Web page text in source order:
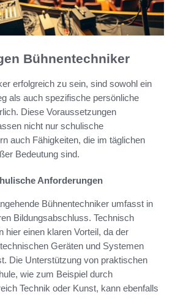
Bühnentechniker
erfolgreich zu sein, sind sowohl ein
als auch spezifische persönliche
Diese Voraussetzungen
nicht nur schulische
auch Fähigkeiten, die im täglichen
Bedeutung sind.
Anforderungen
Bühnentechniker umfasst in
Bildungsabschluss. Technisch
hier einen klaren Vorteil, da der
Geräten und Systemen
Die Unterstützung von praktischen
wie zum Beispiel durch
Technik oder Kunst, kann ebenfalls